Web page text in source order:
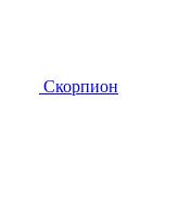
Скорпион